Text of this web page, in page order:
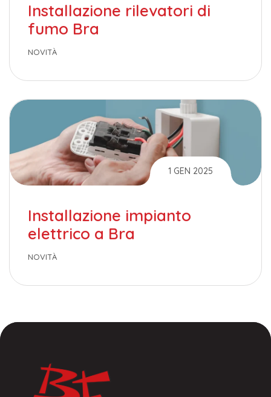
Installazione rilevatori di
fumo Bra
NOVITÀ
1 GEN 2025
Installazione impianto
elettrico a Bra
NOVITÀ